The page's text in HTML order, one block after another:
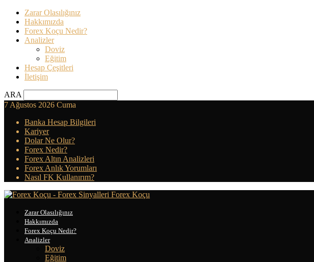
Zarar Olasılığınız
Hakkımızda
Forex Koçu Nedir?
Analizler
Doviz
Eğitim
Hesap Çeşitleri
İletişim
ARA
7 Ağustos 2026 Cuma
Banka Hesap Bilgileri
Kariyer
Dolar Ne Olur?
Forex Nedir?
Forex Altın Analizleri
Forex Anlık Yorumları
Nasıl FK Kullanırım?
Forex Koçu
Zarar Olasılığınız
Hakkımızda
Forex Koçu Nedir?
Analizler
Doviz
Eğitim